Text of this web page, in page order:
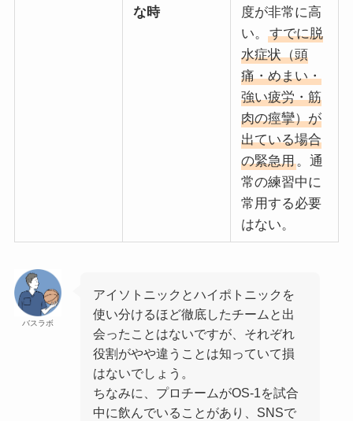
な時
度が非常に高
い。
すでに脱
水症状（頭
痛・めまい・
強い疲労・筋
肉の痙攣）が
出ている場合
の緊急用。通
常の練習中に
常用する必要
はない。
バスラボ
アイソトニックとハイポトニックを
使い分けるほど徹底したチームと出
会ったことはないですが、それぞれ
役割がやや違うことは知っていて損
はないでしょう。
ちなみに、プロチームがOS-1を試合
中に飲んでいることがあり、SNSで